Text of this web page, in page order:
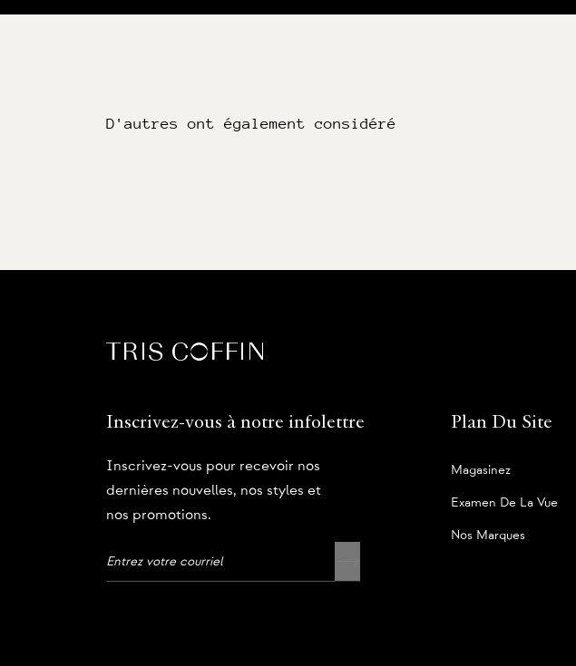
D'autres ont également considéré
Inscrivez-vous à notre infolettre
Inscrivez-vous pour recevoir nos
dernières nouvelles, nos styles et
nos promotions.
Plan Du Site
Magasinez
Examen De La Vue
Nos Marques